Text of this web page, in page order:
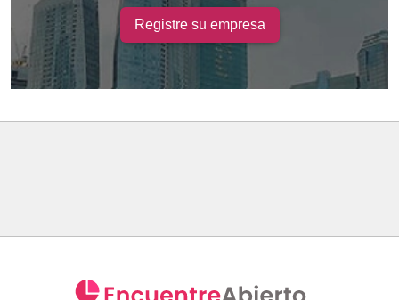
Registre su empresa